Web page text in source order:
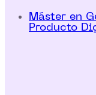
Máster en
Producto